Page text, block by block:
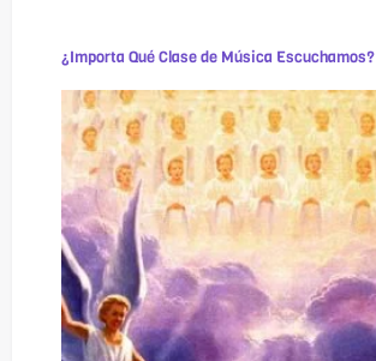
¿Importa Qué Clase de Música Escuchamos?